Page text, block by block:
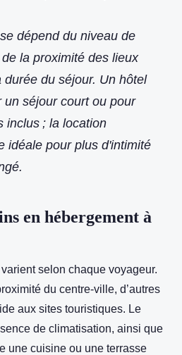
dépend du niveau de
la proximité des lieux
du séjour. Un hôtel
un séjour court ou pour
inclus ; la location
idéale pour plus d'intimité
en hébergement à
varient selon chaque voyageur.
du centre-ville, d’autres
aux sites touristiques. Le
de climatisation, ainsi que
une cuisine ou une terrasse